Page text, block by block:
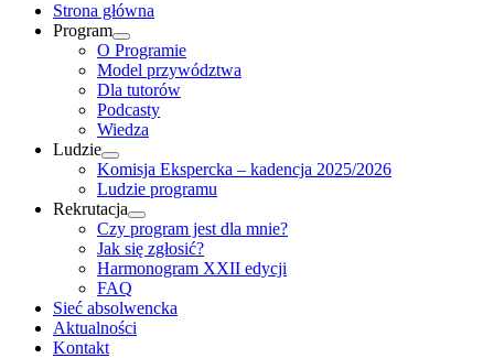
Strona główna
Program
O Programie
Model przywództwa
Dla tutorów
Podcasty
Wiedza
Ludzie
Komisja Ekspercka – kadencja 2025/2026
Ludzie programu
Rekrutacja
Czy program jest dla mnie?
Jak się zgłosić?
Harmonogram XXII edycji
FAQ
Sieć absolwencka
Aktualności
Kontakt